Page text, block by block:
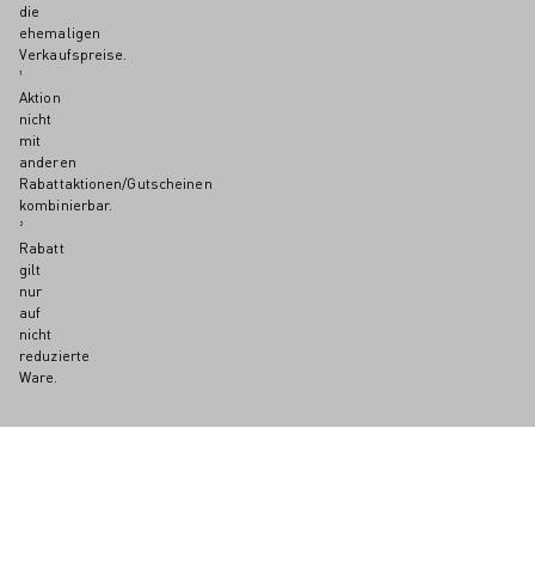
die
ehemaligen
Verkaufspreise.
¹
Aktion
nicht
mit
anderen
Rabattaktionen/Gutscheinen
kombinierbar.
²
Rabatt
gilt
nur
auf
nicht
reduzierte
Ware.